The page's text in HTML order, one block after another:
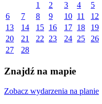
1
2 3 4
5
6
7 8 9 10 11
12
13
14 15 16 17 18
19
20
21 22 23 24 25
26
27
28
Znajdź na mapie
Zobacz wydarzenia na planie